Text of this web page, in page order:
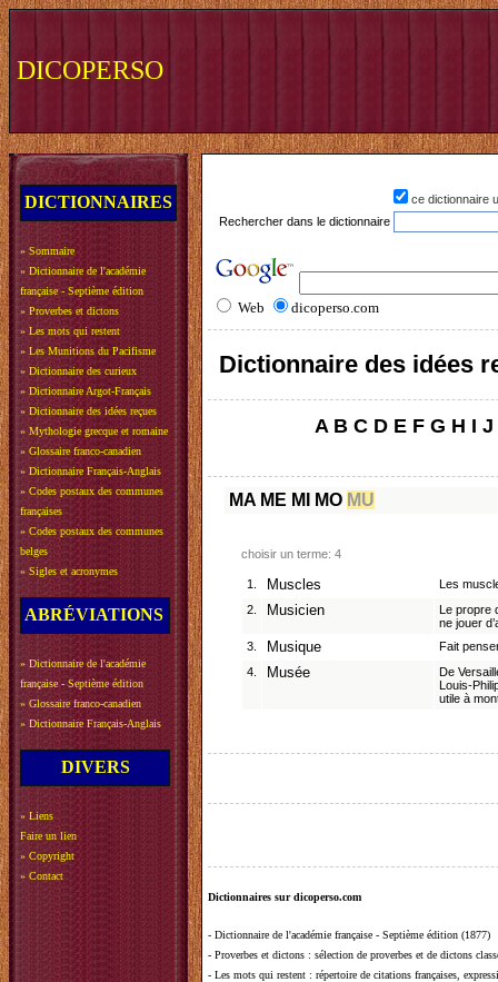
DICOPERSO
DICTIONNAIRES
» Sommaire
» Dictionnaire de l'académie
française - Septième édition
» Proverbes et dictons
» Les mots qui restent
» Les Munitions du Pacifisme
» Dictionnaire des curieux
» Dictionnaire Argot-Français
» Dictionnaire des idées reçues
» Mythologie grecque et romaine
» Glossaire franco-canadien
» Dictionnaire Français-Anglais
» Codes postaux des communes
françaises
» Codes postaux des communes
belges
» Sigles et acronymes
ABRÉVIATIONS
» Dictionnaire de l'académie
française - Septième édition
» Glossaire franco-canadien
» Dictionnaire Français-Anglais
DIVERS
» Liens
Faire un lien
» Copyright
» Contact
ce dictionnaire
Rechercher dans le dictionnaire
Web dicoperso.com
Dictionnaire des idées
A B C D E F G H I J
MA ME MI MO MU
choisir un terme: 4
1. Muscles
Les
2.
Musicien
Le propre
ne jouer
3.
Musique
Fait
4.
Musée
De
Louis-
utile à
Dictionnaires sur dicoperso.com
- Dictionnaire de l'académie française - Septième édition (1877)
- Proverbes et dictons : sélection de proverbes et de dictons
- Les mots qui restent : répertoire de citations françaises,